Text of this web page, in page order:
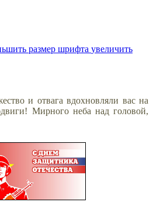
размер шрифта увеличить
и отвага вдохновляли вас на
Мирного неба над головой,